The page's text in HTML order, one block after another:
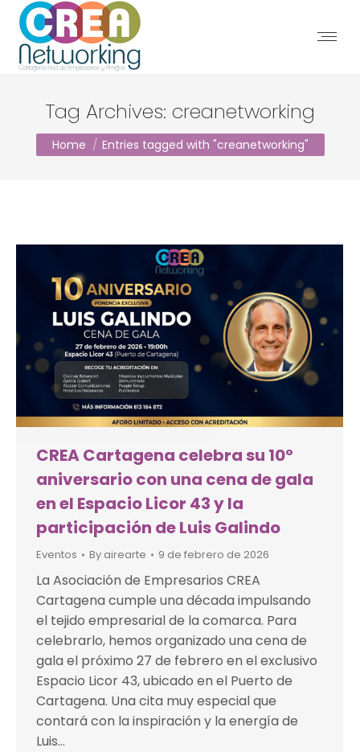
Tag Archives: creanetworking
You are here:
Home Entries tagged with "creanetworking"
CREA Cartagena celebra su 10º
aniversario con una cena de gala
en el Espacio Licor 43 y la
participación de Luis Galindo
Eventos By airearte 9 de febrero de 2026
La Asociación de Empresarios CREA
Cartagena cumple una década impulsando
el tejido empresarial de la comarca. Para
celebrarlo, hemos organizado una cena de
gala el próximo 27 de febrero en el exclusivo
Espacio Licor 43, ubicado en el Puerto de
Cartagena. Una cita muy especial que
contará con la inspiración y la energía de
Luis…